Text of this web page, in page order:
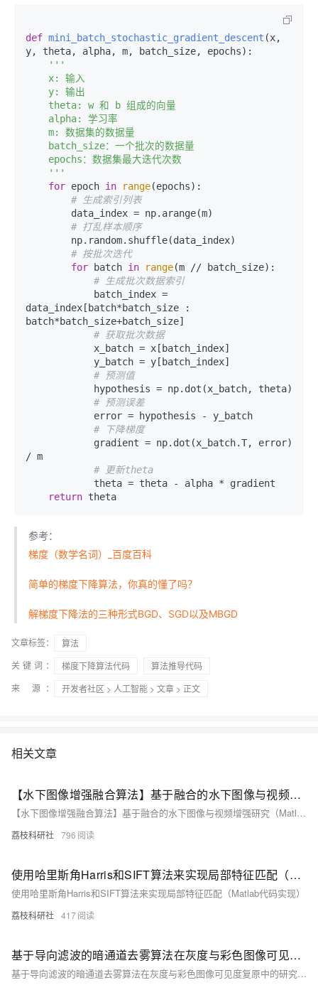
def mini_batch_stochastic_gradient_descent (x,
y, theta, alpha, m, batch_size, epochs):
'''
    '''
for epoch in range(epochs):
# 生成索引列表
# 打乱样本顺序
# 按批次迭代
for batch in range(m // batch_size):
# 生成批次数据索引
data_index[batch*batch_size :
batch*batch_size+batch_size]
# 获取批次数据
# 预测值
# 预测误差
# 下降梯度
/ m
# 更新theta
return
参考：
梯度（数学名词）_百度百科
简单的梯度下降算法，你真的懂了吗？
解梯度下降法的三种形式BGD、SGD以及MBGD
文章标签：
算法
关键词：
梯度下降算法代码
算法推导代码
来 源：
开发者社区 > 人工智能 > 文章 > 正文
相关文章
【水下图像增强融合算法】基于融合的水下图像与视频增强研究（Matlab代码实现）
【水下图像增强融合算法】基于融合的水下图像与视频增强研究（Matlab代码实现）
荔枝科研社 796
使用哈里斯角Harris和SIFT算法来实现局部特征匹配（Matlab代码实现）
使用哈里斯角Harris和SIFT算法来实现局部特征匹配（Matlab代码实现）
荔枝科研社 417
基于导向滤波的暗通道去雾算法在灰度与彩色图像可见度复原中的研究（Matlab代码实现）
基于导向滤波的暗通道去雾算法在灰度与彩色图像可见度复原中的研究（Matlab代码实现）